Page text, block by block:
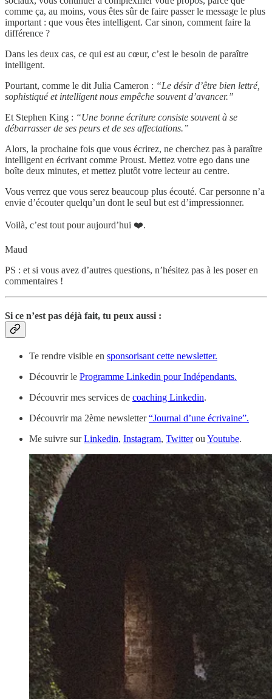
comme ça, au moins, vous êtes sûr de faire passer le message le plus
important : que vous êtes intelligent. Car sinon, comment faire la
différence ?
Dans les deux cas, ce qui est au cœur, c’est le besoin de paraître
intelligent.
Pourtant, comme le dit Julia Cameron : “Le désir d’être bien lettré,
sophistiqué et intelligent nous empêche souvent d’avancer.”
Et Stephen King : “Une bonne écriture consiste souvent à se
débarrasser de ses peurs et de ses affectations.”
Alors, la prochaine fois que vous écrirez, ne cherchez pas à paraître
intelligent en écrivant comme Proust. Mettez votre ego dans une
boîte deux minutes, et mettez plutôt votre lecteur au centre.
Vous verrez que vous serez beaucoup plus écouté. Car personne n’a
envie d’écouter quelqu’un dont le seul but est d’impressionner.
Voilà, c’est tout pour aujourd’hui ❤️.
Maud
PS : et si vous avez d’autres questions, n’hésitez pas à les poser en
commentaires !
Si ce n’est pas déjà fait, tu peux aussi :
Te rendre visible en sponsorisant cette newsletter.
Découvrir le Programme Linkedin pour Indépendants.
Découvrir mes services de coaching Linkedin.
Découvrir ma 2ème newsletter“Journal d’une écrivaine”.
Me suivre surLinkedin, Instagram, Twitterou Youtube.